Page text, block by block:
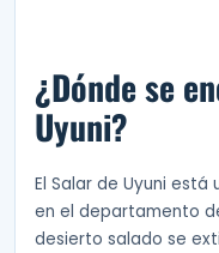
¿Dónde se
Uyuni?
El Salar de Uyuni
en el departamento
desierto salado se